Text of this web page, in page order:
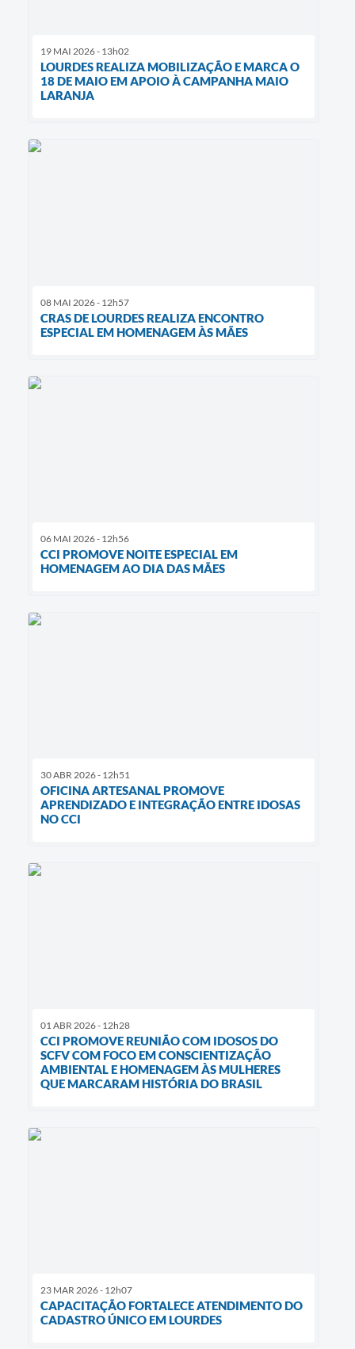
19 MAI 2026 - 13h02
LOURDES REALIZA MOBILIZAÇÃO E MARCA O
18 DE MAIO EM APOIO À CAMPANHA MAIO
LARANJA
08 MAI 2026 - 12h57
CRAS DE LOURDES REALIZA ENCONTRO
ESPECIAL EM HOMENAGEM ÀS MÃES
06 MAI 2026 - 12h56
CCI PROMOVE NOITE ESPECIAL EM
HOMENAGEM AO DIA DAS MÃES
30 ABR 2026 - 12h51
OFICINA ARTESANAL PROMOVE
APRENDIZADO E INTEGRAÇÃO ENTRE IDOSAS
NO CCI
01 ABR 2026 - 12h28
CCI PROMOVE REUNIÃO COM IDOSOS DO
SCFV COM FOCO EM CONSCIENTIZAÇÃO
AMBIENTAL E HOMENAGEM ÀS MULHERES
QUE MARCARAM HISTÓRIA DO BRASIL
23 MAR 2026 - 12h07
CAPACITAÇÃO FORTALECE ATENDIMENTO DO
CADASTRO ÚNICO EM LOURDES